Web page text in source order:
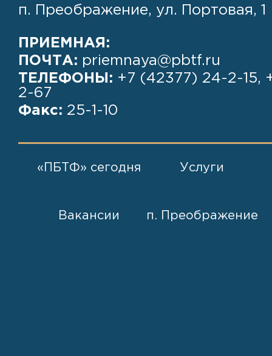
п. Преображение, ул. Портовая, 1
ПРИЕМНАЯ:
ПОЧТА: priemnaya@pbtf.ru
ТЕЛЕФОНЫ: +7 (42377) 24-2-15,
2-67
Факс: 25-1-10
«ПБТФ» сегодня Услуги
Вакансии п. Преображение